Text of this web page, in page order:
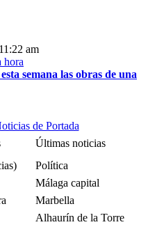
am
semana las obras de una
de Portada
Últimas noticias
Política
Málaga capital
Marbella
Alhaurín de la Torre